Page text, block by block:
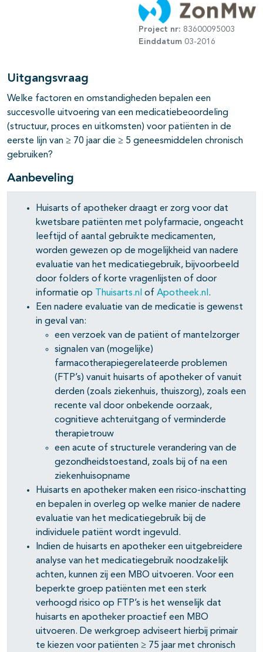
Project nr: 83600095003
Einddatum 03-2016
Uitgangsvraag
Welke factoren en omstandigheden bepalen een
succesvolle uitvoering van een medicatiebeoordeling
(structuur, proces en uitkomsten) voor patiënten in de
eerste lijn van ≥ 70 jaar die ≥ 5 geneesmiddelen chronisch
gebruiken?
Aanbeveling
Huisarts of apotheker draagt er zorg voor dat
kwetsbare patiënten met polyfarmacie, ongeacht
leeftijd of aantal gebruikte medicamenten,
worden gewezen op de mogelijkheid van nadere
evaluatie van het medicatiegebruik, bijvoorbeeld
door folders of korte vragenlijsten of door
informatie op Thuisarts.nl of Apotheek.nl.
Een nadere evaluatie van de medicatie is gewenst
in geval van:
een verzoek van de patiënt of mantelzorger
signalen van (mogelijke)
farmacotherapiegerelateerde problemen
(FTP’s) vanuit huisarts of apotheker of vanuit
derden (zoals ziekenhuis, thuiszorg), zoals een
recente val door onbekende oorzaak,
cognitieve achteruitgang of verminderde
therapietrouw
een acute of structurele verandering van de
gezondheidstoestand, zoals bij of na een
ziekenhuisopname
Huisarts en apotheker maken een risico-inschatting
en bepalen in overleg op welke manier de nadere
evaluatie van het medicatiegebruik bij de
individuele patiënt wordt ingevuld.
Indien de huisarts en apotheker een uitgebreidere
analyse van het medicatiegebruik noodzakelijk
achten, kunnen zij een MBO uitvoeren. Voor een
beperkte groep patiënten met een sterk
verhoogd risico op FTP’s is het wenselijk dat
huisarts en apotheker proactief een MBO
uitvoeren. De werkgroep adviseert hierbij primair
te kiezen voor patiënten ≥ 75 jaar met chronisch